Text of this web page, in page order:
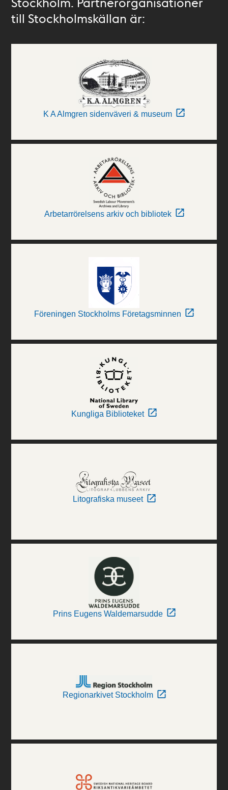
till Stockholmskällan är:
K A Almgren sidenväveri & museum
Arbetarrörelsens arkiv och bibliotek
Föreningen Stockholms Företagsminnen
Kungliga Biblioteket
Litografiska museet
Prins Eugens Waldemarsudde
Regionarkivet Stockholm